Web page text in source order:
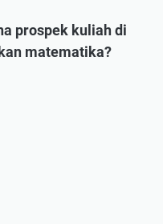
prospek kuliah di
matematika?